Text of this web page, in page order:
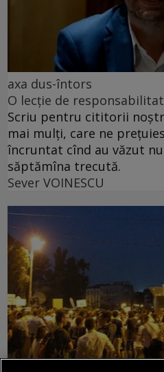
axa dus-întors
O lecție de
Scriu pentru cititorii
mai mulți, care ne
încruntat cînd au văzut
săptămîna trecută.
Sever VOINESCU